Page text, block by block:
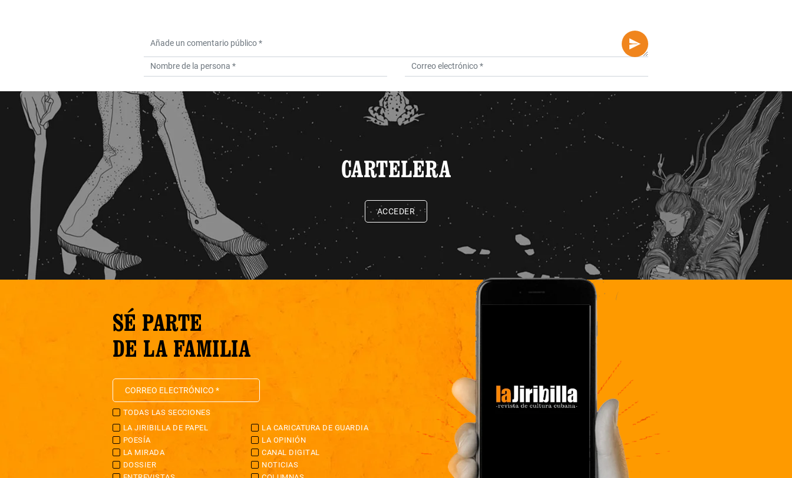
CARTELERA
ACCEDER
SÉ PARTE
DE LA FAMILIA
TODAS LAS SECCIONES
LA JIRIBILLA DE PAPEL
LA CARICATURA DE GUARDIA
POESÍA
LA OPINIÓN
LA MIRADA
CANAL DIGITAL
DOSSIER
NOTICIAS